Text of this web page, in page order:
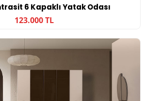
6 Kapaklı Yatak Odası
123.000 TL